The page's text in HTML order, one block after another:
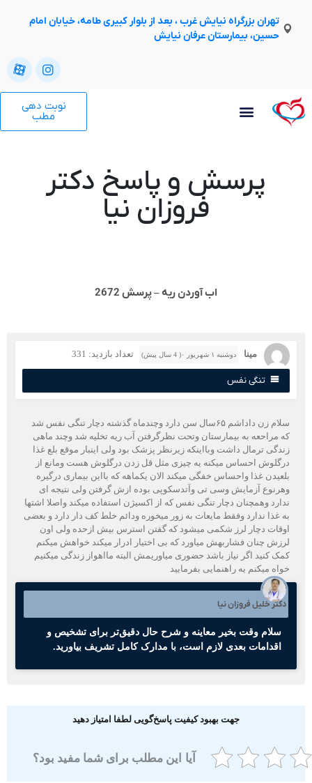
تهران بزرگراه نیایش غرب ، بعد از بلوار کبیری طامه، خیابان امام
حسین، بیمارستان عرفان نیایش
نوبت دهی
پرسش و پاسخ دکتر
فروزان نیا
اب آوردن ریه – پرسش 2672
مینا دوشنبه ۱ شهریور ۰( 4 سال پیش) تعداد بازدید: 331
تنگی نفس
سلام زن داداشم ۶۵سال سن دارد وچندماه گذشته دچار تنگی نفس شد
مراحعه به بیمارستان وتحت نظرگرفتن آب ریه تخلیه شد وچند ماهی
ترمال داشت وبااینکه زیرنظر پزشک بود ولی اینبار موقع بلع غذا
احساس میکنه یه چیزی مثل قل زدن درگلوش هست ومانع از
غذا واحساس خفگی میکند الان یکماهه که بااین بیماری درگیره
آزمایش وسی تی وآتدسکوپی بوده ازش گرفتن ولی نتیجه ای
وهمچنان دچار تنگی نفس که از اکسیژن استفاده میکند واصلا اشتها
غذا ندارد وفقط مایعات به زور میخوره ودائم خلط کف دار دارد و بعضی
دچار لرز شکمی میشود که گفتن استرس بیش ازحده ولی اون
چنان فشاربهش میاورد که بی اختیار ادرار میکند خواهش میکنم
کنید اگر نیاز باشد حضوری میاوریمش البته مااهواز زندگی میکنیم
میکنم یه راهنمایی بفرمایید
دکتر خلیل فروزان نیا
سلام وقت بخیر معاینه و شرح حال دقیق‌تر برای تشخیص و
اقدامات بعدی لازم است، با مدارک کامل تشریف بیاورید.
جهت بهبود کیفیت پاسخ‌گویی لطفا امتیاز دهید
آیا این مطلب برای شما مفید بود؟